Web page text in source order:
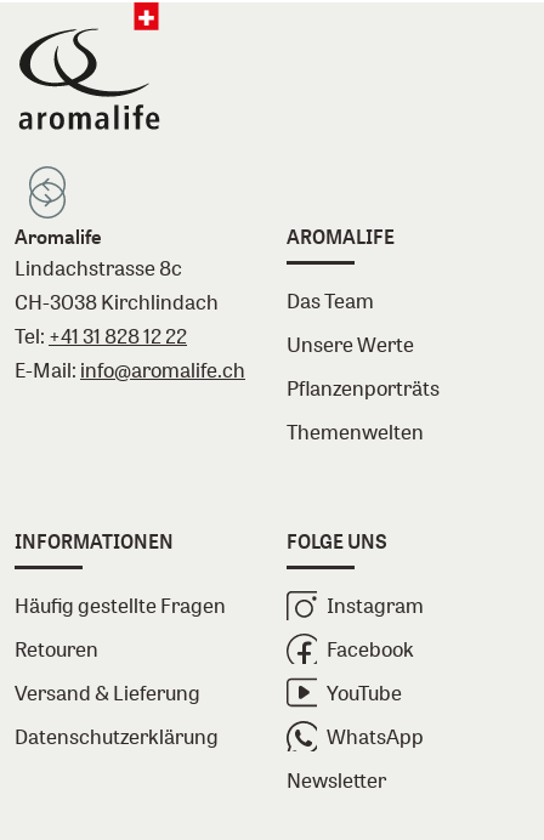
Aromalife
Lindachstrasse 8c
CH-3038 Kirchlindach
Tel: +41 31 828 12 22
E-Mail: info@aromalife.ch
AROMALIFE
Das Team
Unsere Werte
Pflanzenporträts
Themenwelten
INFORMATIONEN
Häufig gestellte Fragen
Retouren
Versand & Lieferung
Datenschutzerklärung
FOLGE UNS
Instagram
Facebook
YouTube
WhatsApp
Newsletter